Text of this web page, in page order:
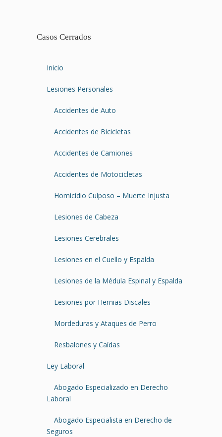
Casos Cerrados
Inicio
Lesiones Personales
Accidentes de Auto
Accidentes de Bicicletas
Accidentes de Camiones
Accidentes de Motocicletas
Homicidio Culposo – Muerte Injusta
Lesiones de Cabeza
Lesiones Cerebrales
Lesiones en el Cuello y Espalda
Lesiones de la Médula Espinal y Espalda
Lesiones por Hernias Discales
Mordeduras y Ataques de Perro
Resbalones y Caídas
Ley Laboral
Abogado Especializado en Derecho
Laboral
Abogado Especialista en Derecho de
Seguros